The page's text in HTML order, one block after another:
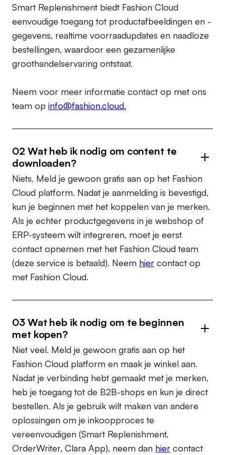
Smart Replenishment biedt Fashion Cloud
eenvoudige toegang tot productafbeeldingen en -
gegevens, realtime voorraadupdates en naadloze
bestellingen, waardoor een gezamenlijke
groothandelservaring ontstaat.
Neem voor meer informatie contact op met ons
team op info@fashion.cloud.
02 Wat heb ik nodig om content te
downloaden?
Niets. Meld je gewoon gratis aan op het Fashion
Cloud platform. Nadat je aanmelding is bevestigd,
kun je beginnen met het koppelen van je merken.
Als je echter productgegevens in je webshop of
ERP-systeem wilt integreren, moet je eerst
contact opnemen met het Fashion Cloud team
(deze service is betaald). Neem hier contact op
met Fashion Cloud.
03 Wat heb ik nodig om te beginnen
met kopen?
Niet veel. Meld je gewoon gratis aan op het
Fashion Cloud platform en maak je winkel aan.
Nadat je verbinding hebt gemaakt met je merken,
heb je toegang tot de B2B-shops en kun je direct
bestellen. Als je gebruik wilt maken van andere
oplossingen om je inkoopproces te
vereenvoudigen (Smart Replenishment,
OrderWriter, Clara App), neem dan hier contact